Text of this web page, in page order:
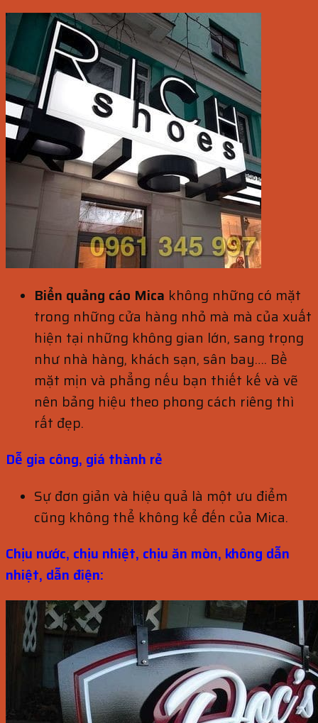
Biển quảng cáo Mica không những có mặt
trong những cửa hàng nhỏ mà mà của xuất
hiện tại những không gian lớn, sang trọng
như nhà hàng, khách sạn, sân bay…. Bề
mặt mịn và phẳng nếu bạn thiết kế và vẽ
nên bảng hiệu theo phong cách riêng thì
rất đẹp.
Dễ gia công, giá thành rẻ
Sự đơn giản và hiệu quả là một ưu điểm
cũng không thể không kể đến của Mica.
Chịu nước, chịu nhiệt, chịu ăn mòn, không dẫn
nhiệt, dẫn điện: